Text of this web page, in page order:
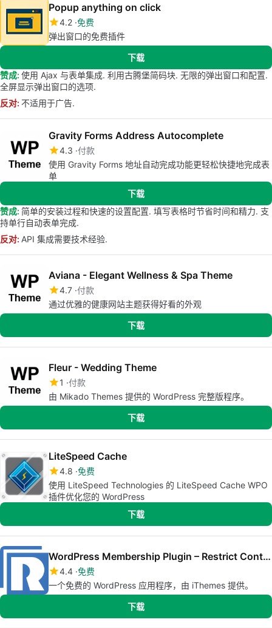
Popup anything on click
4.2 免费
弹出窗口的免费插件
下载
赞成: 使用 Ajax 与表单集成. 利用古腾堡简码块. 无限的弹出窗口和配置.
全屏显示弹出窗口的选项.
反对: 不适用于广告.
Gravity Forms Address Autocomplete
4.3 付款
使用 Gravity Forms 地址自动完成功能更轻松快捷地完成表
单
下载
赞成: 简单的安装过程和快速的设置配置. 填写表格时节省时间和精力. 支
持单行自动表单完成.
反对: API 集成需要技术经验.
Aviana - Elegant Wellness & Spa Theme
4.7 付款
通过优雅的健康网站主题获得好看的外观
下载
Fleur - Wedding Theme
1 付款
由 Mikado Themes 提供的 WordPress 完整版程序。
下载
LiteSpeed Cache
4.8 免费
使用 LiteSpeed Technologies 的 LiteSpeed Cache WPO
插件优化您的 WordPress
下载
WordPress Membership Plugin – Restrict Content
4.4 免费
一个免费的 WordPress 应用程序，由 iThemes 提供。
下载